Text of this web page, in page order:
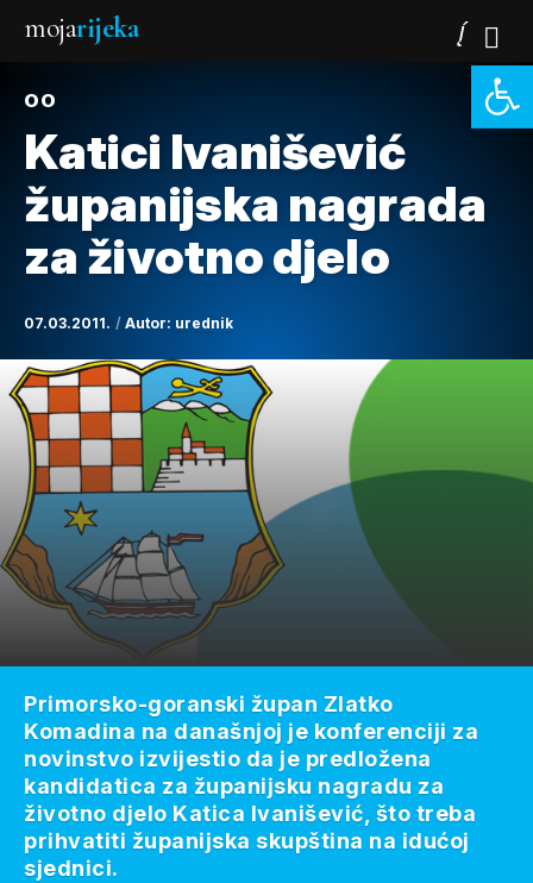
mojarijeka
OO
Katici Ivanišević
županijska nagrada
za životno djelo
07.03.2011. Autor: urednik
Primorsko-goranski župan Zlatko
Komadina na današnjoj je konferenciji za
novinstvo izvijestio da je predložena
kandidatica za županijsku nagradu za
životno djelo Katica Ivanišević, što treba
prihvatiti županijska skupština na idućoj
sjednici.